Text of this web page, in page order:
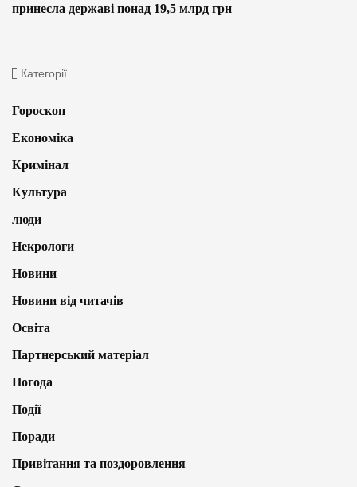
принесла державі понад 19,5 млрд грн
Категорії
Гороскоп
Економіка
Кримінал
Культура
люди
Некрологи
Новини
Новини від читачів
Освіта
Партнерський матеріал
Погода
Події
Поради
Привітання та поздоровлення